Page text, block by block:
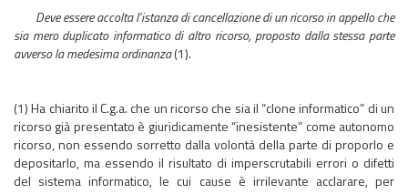
Deve essere accolta l’istanza di cancellazione di un ricorso in appello che
sia mero duplicato informatico di altro ricorso, proposto dalla stessa parte
avverso la medesima ordinanza(1).
(1) Ha chiarito il C.g.a. che un ricorso che sia il “clone informatico” di un
ricorso già presentato è giuridicamente “inesistente” come autonomo
ricorso, non essendo sorretto dalla volontà della parte di proporlo e
depositarlo, ma essendo il risultato di imperscrutabili errori o difetti
del sistema informatico, le cui cause è irrilevante acclarare, per